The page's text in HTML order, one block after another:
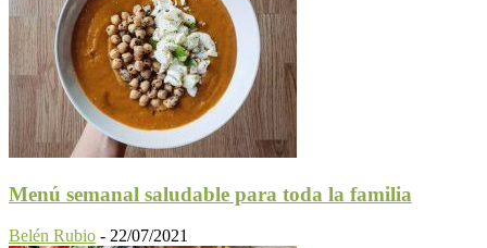
Menú semanal saludable para toda la familia
Belén Rubio - 22/07/2021